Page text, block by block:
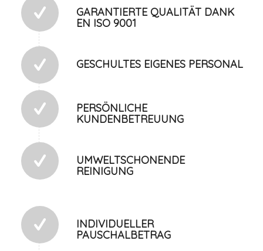
GARANTIERTE QUALITÄT DANK
EN ISO 9001
GESCHULTES EIGENES PERSONAL
PERSÖNLICHE
KUNDENBETREUUNG
UMWELTSCHONENDE
REINIGUNG
INDIVIDUELLER
PAUSCHALBETRAG